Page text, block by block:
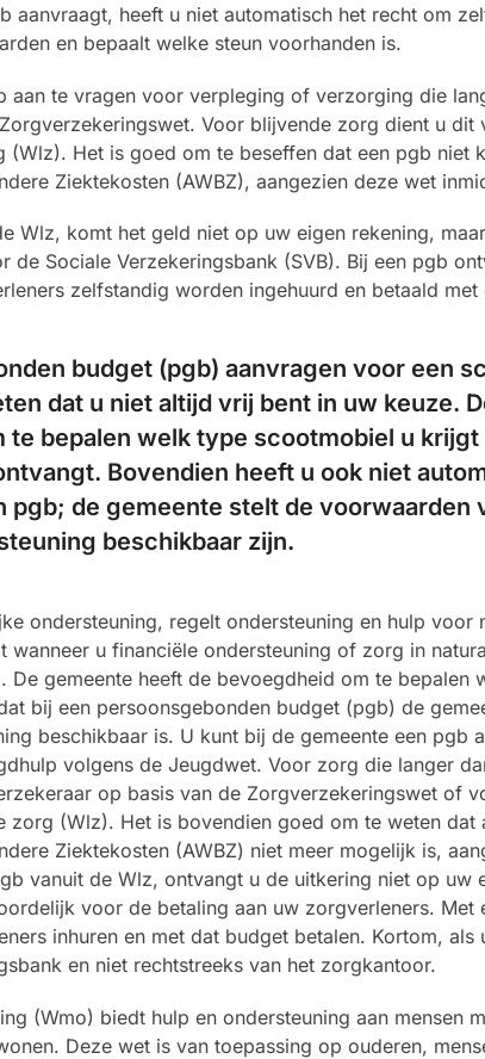
aanvraagt, heeft u niet automatisch het recht om
en bepaalt welke steun voorhanden is.
aan te vragen voor verpleging of verzorging die
Voor blijvende zorg dient u dit
Het is goed om te beseffen dat een pgb niet
Ziektekosten (AWBZ), aangezien deze wet
Wlz, komt het geld niet op uw eigen rekening,
de Sociale Verzekeringsbank (SVB). Bij een pgb
zelfstandig worden ingehuurd en betaald met
budget (pgb) aanvragen voor een
dat u niet altijd vrij bent in uw keuze.
te bepalen welk type scootmobiel u krijgt
Bovendien heeft u ook niet
pgb; de gemeente stelt de voorwaarden
beschikbaar zijn.
ondersteuning, regelt ondersteuning en hulp voor
wanneer u financiële ondersteuning of zorg in
gemeente heeft de bevoegdheid om te bepalen
bij een persoonsgebonden budget (pgb) de
beschikbaar is. U kunt bij de gemeente een pgb
volgens de Jeugdwet. Voor zorg die langer
op basis van de Zorgverzekeringswet of
zorg (Wlz). Het is bovendien goed om te weten dat
Ziektekosten (AWBZ) niet meer mogelijk is,
vanuit de Wlz, ontvangt u de uitkering niet op uw
voor de betaling aan uw zorgverleners. Met
inhuren en met dat budget betalen. Kortom,
en niet rechtstreeks van het zorgkantoor.
(Wmo) biedt hulp en ondersteuning aan mensen
Deze wet is van toepassing op ouderen,